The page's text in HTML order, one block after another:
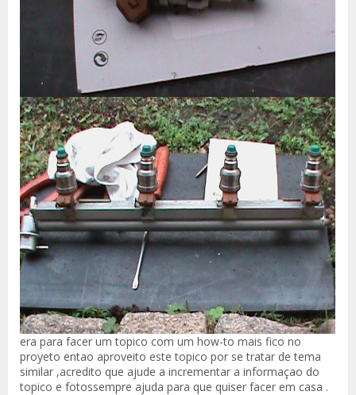
era para facer um topico com um how-to mais fico no
proyeto entao aproveito este topico por se tratar de tema
similar ,acredito que ajude a incrementar a informaçao do
topico e fotossempre ajuda para que quiser facer em casa .